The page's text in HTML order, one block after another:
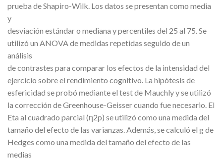
prueba de Shapiro-Wilk. Los datos se presentan como media
y
desviación estándar o mediana y percentiles del 25 al 75. Se
utilizó un ANOVA de medidas repetidas seguido de un
análisis
de contrastes para comparar los efectos de la intensidad del
ejercicio sobre el rendimiento cognitivo. La hipótesis de
esfericidad se probó mediante el test de Mauchly y se utilizó
la corrección de Greenhouse-Geisser cuando fue necesario. El
Eta al cuadrado parcial (η2p) se utilizó como una medida del
tamaño del efecto de las varianzas. Además, se calculó el gde
Hedges como una medida del tamaño del efecto de las
medias